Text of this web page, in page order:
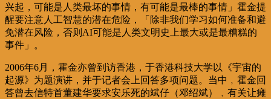
兴起，可能是人类最坏的事情，有可能是最棒的事情」霍金提
醒要注意人工智慧的潜在危险，「除非我们学习如何准备和避
免潜在风险，否则AI可能是人类文明史上最大或是最糟糕的
事件」。
2006年6月，霍金亦曾到访香港，于香港科技大学以《宇宙的
起源》为题演讲，并于记者会上回答多项问题。当中﹐霍金回
答曾去信特首董建华要求安乐死的斌仔（邓绍斌）﹐有关让瘫